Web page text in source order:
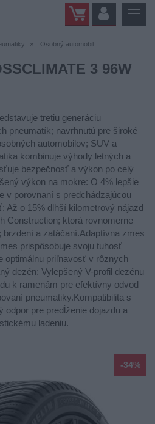
Osobný automobil
3 96W
tretiu generáciu
pneumatík; navrhnutú pre široké
automobilov; SUV a
kombinuje výhody letných a
bezpečnosť a výkon po celý
výkon na mokre: O 4% lepšie
v porovnaní s predchádzajúcou
Až o 15% dlhší kilometrový nájazd
Construction; ktorá rovnomerne
brzdení a zatáčaní.Adaptívna zmes
prispôsobuje svoju tuhosť
optimálnu priľnavosť v rôznych
dezén: Vylepšený V-profil dezénu
k ramenám pre efektívny odvod
pneumatiky.Kompatibilita s
pre predĺženie dojazdu a
ladeniu.
-34%